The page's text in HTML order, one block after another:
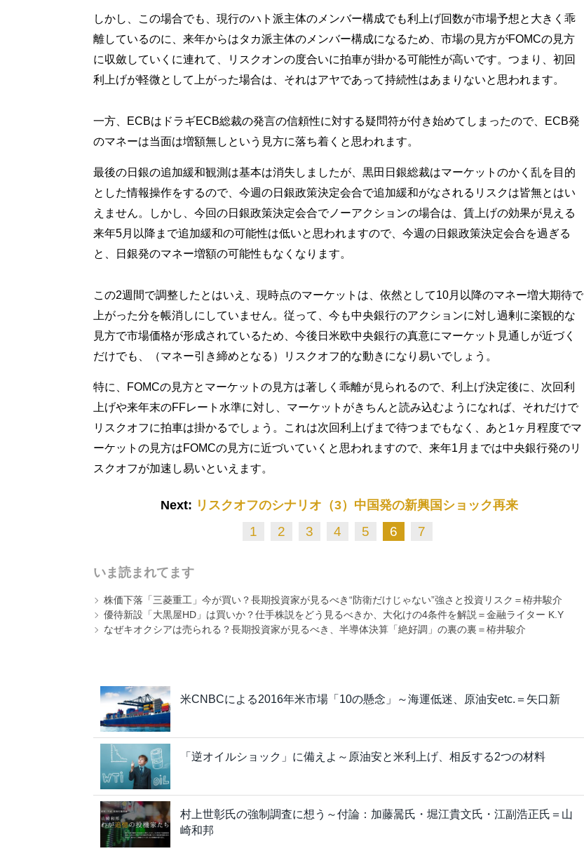
しかし、この場合でも、現行のハト派主体のメンバー構成でも利上げ回数が市場予想と大きく乖
離しているのに、来年からはタカ派主体のメンバー構成になるため、市場の見方がFOMCの見方
に収斂していくに連れて、リスクオンの度合いに拍車が掛かる可能性が高いです。つまり、初回
利上げが軽微として上がった場合は、それはアヤであって持続性はあまりないと思われます。
一方、ECBはドラギECB総裁の発言の信頼性に対する疑問符が付き始めてしまったので、ECB発
のマネーは当面は増額無しという見方に落ち着くと思われます。
最後の日銀の追加緩和観測は基本は消失しましたが、黒田日銀総裁はマーケットのかく乱を目的
とした情報操作をするので、今週の日銀政策決定会合で追加緩和がなされるリスクは皆無とはい
えません。しかし、今回の日銀政策決定会合でノーアクションの場合は、賃上げの効果が見える
来年5月以降まで追加緩和の可能性は低いと思われますので、今週の日銀政策決定会合を過ぎる
と、日銀発のマネー増額の可能性もなくなります。
この2週間で調整したとはいえ、現時点のマーケットは、依然として10月以降のマネー増大期待で
上がった分を帳消しにしていません。従って、今も中央銀行のアクションに対し過剰に楽観的な
見方で市場価格が形成されているため、今後日米欧中央銀行の真意にマーケット見通しが近づく
だけでも、（マネー引き締めとなる）リスクオフ的な動きになり易いでしょう。
特に、FOMCの見方とマーケットの見方は著しく乖離が見られるので、利上げ決定後に、次回利
上げや来年末のFFレート水準に対し、マーケットがきちんと読み込むようになれば、それだけで
リスクオフに拍車は掛かるでしょう。これは次回利上げまで待つまでもなく、あと1ヶ月程度でマ
ーケットの見方はFOMCの見方に近づいていくと思われますので、来年1月までは中央銀行発のリ
スクオフが加速し易いといえます。
Next: リスクオフのシナリオ（3）中国発の新興国ショック再来
1 2 3 4 5 6 7
いま読まれてます
株価下落「三菱重工」今が買い？長期投資家が見るべき“防衛だけじゃない”強さと投資リスク＝栫井駿介
優待新設「大黒屋HD」は買いか？仕手株説をどう見るべきか、大化けの4条件を解説＝金融ライター K.Y
なぜキオクシアは売られる？長期投資家が見るべき、半導体決算「絶好調」の裏の裏＝栫井駿介
米CNBCによる2016年米市場「10の懸念」～海運低迷、原油安etc.＝矢口新
「逆オイルショック」に備えよ～原油安と米利上げ、相反する2つの材料
村上世彰氏の強制調査に想う～付論：加藤暠氏・堀江貴文氏・江副浩正氏＝山
崎和邦